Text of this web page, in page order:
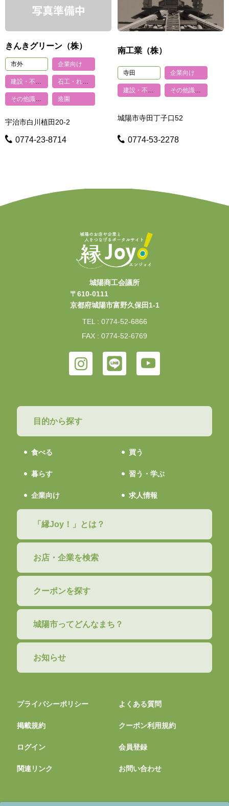
きんきグリーン（株）
市外 企業向け
建設・不動産 石工・れんが・タイル・ブロック
その他識別工事 造園
宇治市白川植田20-2
0774-23-8714
南工業（株）
寺田 企業向け
建設・不動産 その他識別工事
城陽市寺田丁子口52
0774-53-2278
城陽商工会議所
〒610-0111
京都府城陽市富野久保田1-1
TEL : 0774-52-6866
FAX : 0774-52-6769
目的から探す
食べる 買う
暮らす 習う・学ぶ
企業向け 求人情報
「縁Joy！」とは？
お店・企業を検索
クーポンを探す
城陽市ってどんなまち？
お知らせ
プライバシーポリシー よくある質問
掲載規約 クーポン利用規約
ログイン 会員登録
関連リンク お問い合わせ